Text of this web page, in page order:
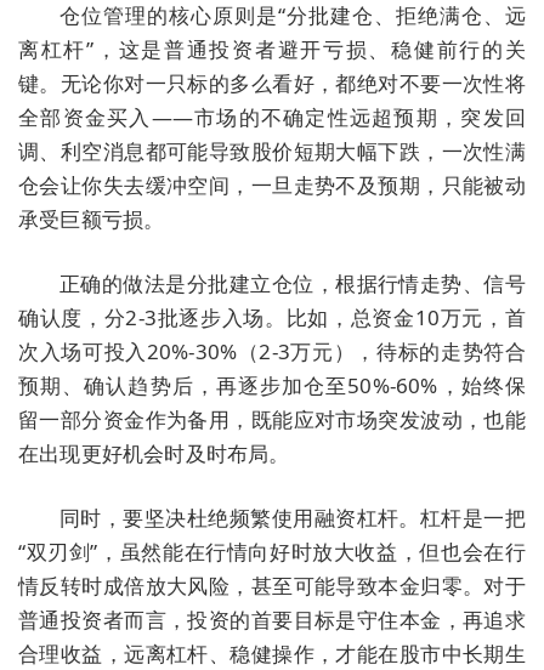
仓位管理的核心原则是“分批建仓、拒绝满仓、远
离杠杆”，这是普通投资者避开亏损、稳健前行的关
键。无论你对一只标的多么看好，都绝对不要一次性将
全部资金买入——市场的不确定性远超预期，突发回
调、利空消息都可能导致股价短期大幅下跌，一次性满
仓会让你失去缓冲空间，一旦走势不及预期，只能被动
承受巨额亏损。
正确的做法是分批建立仓位，根据行情走势、信号
确认度，分2-3批逐步入场。比如，总资金10万元，首
次入场可投入20%-30%（2-3万元），待标的走势符合
预期、确认趋势后，再逐步加仓至50%-60%，始终保
留一部分资金作为备用，既能应对市场突发波动，也能
在出现更好机会时及时布局。
同时，要坚决杜绝频繁使用融资杠杆。杠杆是一把
“双刃剑”，虽然能在行情向好时放大收益，但也会在行
情反转时成倍放大风险，甚至可能导致本金归零。对于
普通投资者而言，投资的首要目标是守住本金，再追求
合理收益，远离杠杆、稳健操作，才能在股市中长期生